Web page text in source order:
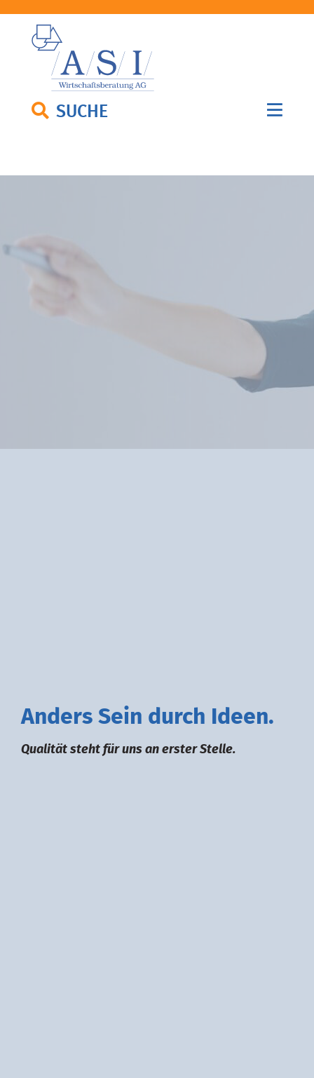
SUCHE
Anders Sein durch deen.
Qualität steht für uns an erster Stelle.